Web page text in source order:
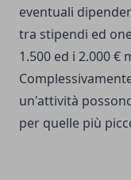
eventuali
tra stipendi ed
1.500 ed i 2.000 €
un'attività
per quelle più